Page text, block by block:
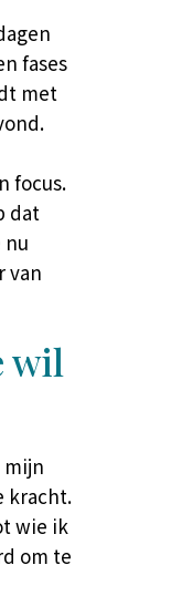
fases
met
focus.
dat
nu
van
wil
mijn
kracht.
wie ik
om te